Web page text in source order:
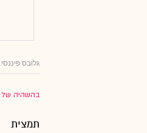
גלובס פיננסי
בהשהיה של 15 דק'
תמצית